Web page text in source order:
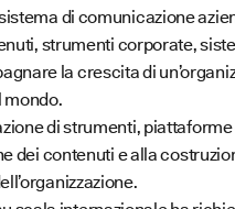
di comunicazione
strumenti corporate,
la crescita di
mondo.
di strumenti,
dei contenuti e alla